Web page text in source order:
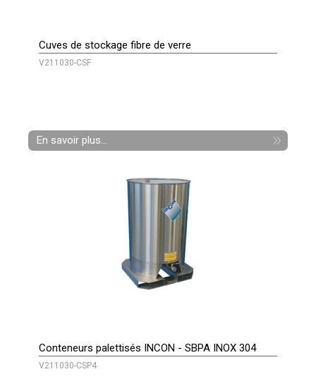
Cuves de stockage fibre de verre
V211030-CSF
En savoir plus...
Conteneurs palettisés INCON - SBPA INOX 304
V211030-CSP4